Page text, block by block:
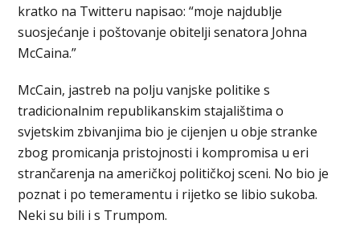
kratko na Twitteru napisao: “moje najdublje
suosjećanje i poštovanje obitelji senatora Johna
McCaina.”
McCain, jastreb na polju vanjske politike s
tradicionalnim republikanskim stajalištima o
svjetskim zbivanjima bio je cijenjen u obje stranke
zbog promicanja pristojnosti i kompromisa u eri
strančarenja na američkoj političkoj sceni. No bio je
poznat i po temeramentu i rijetko se libio sukoba.
Neki su bili i s Trumpom.